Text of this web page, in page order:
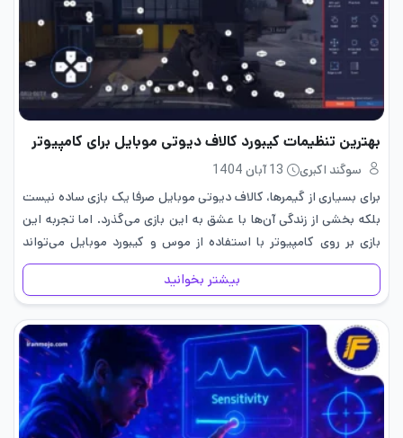
بهترین تنظیمات کیبورد کالاف دیوتی موبایل برای کامپیوتر
سوگند اکبری
13 آبان 1404
برای بسیاری از گیمرها، کالاف دیوتی موبایل صرفا یک بازی ساده نیست
بلکه بخشی از زندگی آن‌ها با عشق به این بازی می‌گذرد. اما تجربه این
بازی بر روی کامپیوتر با استفاده از موس و کیبورد موبایل می‌تواند
تجربه‌ای کاملا…
بیشتر بخوانید